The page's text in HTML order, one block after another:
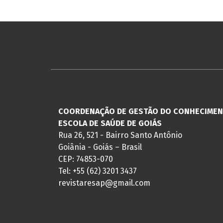
COORDENAÇÃO DE GESTÃO DO
ESCOLA DE SAÚDE DE GOIÁS
Rua 26, 521 - Bairro Santo Antônio
Goiânia - Goiás – Brasil
CEP: 74853-070
Tel: +55 (62) 3201 3437
revistaresap@gmail.com